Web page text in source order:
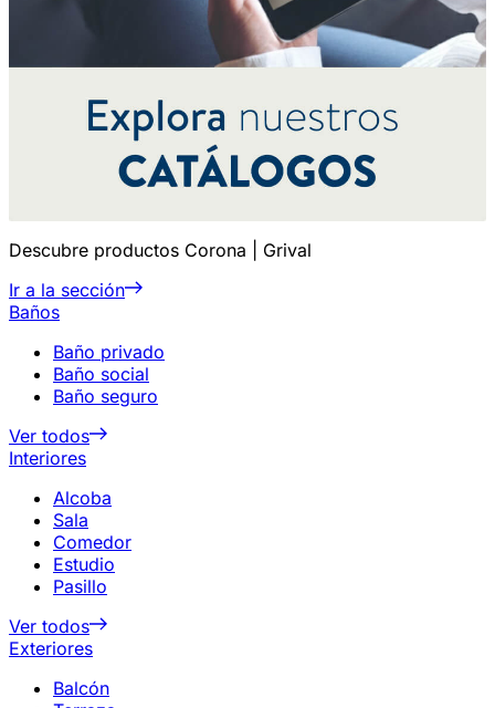
Descubre productos Corona | Grival
Ir a la sección
Baños
Baño privado
Baño social
Baño seguro
Ver todos
Interiores
Alcoba
Sala
Comedor
Estudio
Pasillo
Ver todos
Exteriores
Balcón